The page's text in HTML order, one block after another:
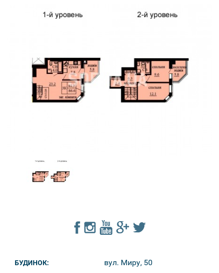
БУДИНОК: вул. Миру, 50